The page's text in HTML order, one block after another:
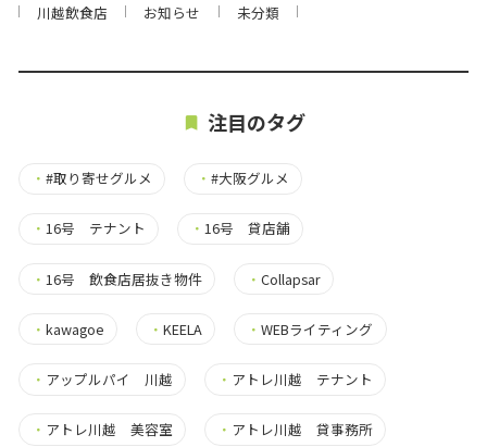
川越飲食店 お知らせ 未分類
注目のタグ
・ #取り寄せグルメ ・#大阪グルメ
・ 16号 テナント ・16号 貸店舗
・ 16号 飲食店居抜き物件 ・Collapsar
・ kawagoe ・KEELA ・WEBライティング
・ アップルパイ 川越 ・ アトレ川越 テナント
・ アトレ川越 美容室 ・ アトレ川越 貸事務所